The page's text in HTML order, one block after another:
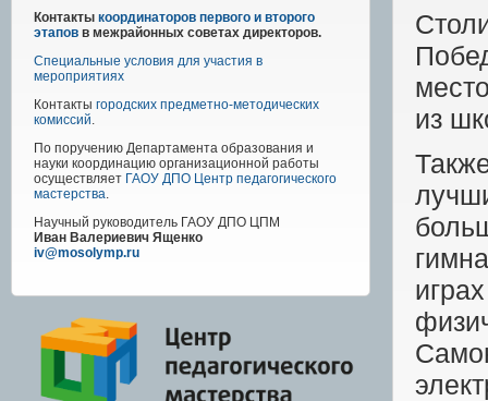
Контакты координаторов первого и второго
этапов в межрайонных советах директоров.
Специальные условия для участия в
мероприятиях
Контакты городских предметно-методических
комиссий.
По поручению Департамента образования и
науки координацию организационной работы
осуществляет ГАОУ ДПО Центр педагогического
мастерства.
Научный руководитель ГАОУ ДПО ЦПМ
Иван Валериевич Ященко
iv@mosolymp.ru
из